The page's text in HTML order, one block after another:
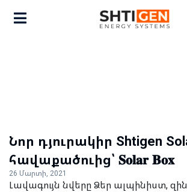
Նոր դյուրակիր Shtigen
հավաքածուից՝ 𝐒𝐨𝐥𝐚𝐫 𝐁𝐨𝐱
26 Մարտի, 2021
Լավագույն նվերը Ձեր ալպինիստ,